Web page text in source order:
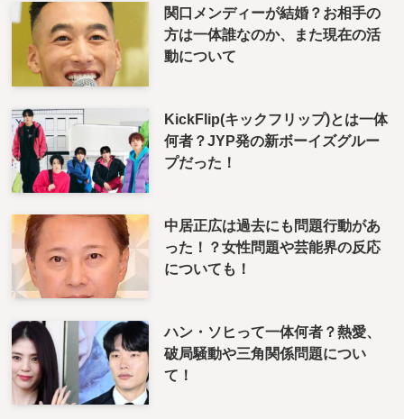
関口メンディーが結婚？お相手の
方は一体誰なのか、また現在の活
動について
KickFlip(キックフリップ)とは一体
何者？JYP発の新ボーイズグルー
プだった！
中居正広は過去にも問題行動があ
った！？女性問題や芸能界の反応
についても！
ハン・ソヒって一体何者？熱愛、
破局騒動や三角関係問題につい
て！